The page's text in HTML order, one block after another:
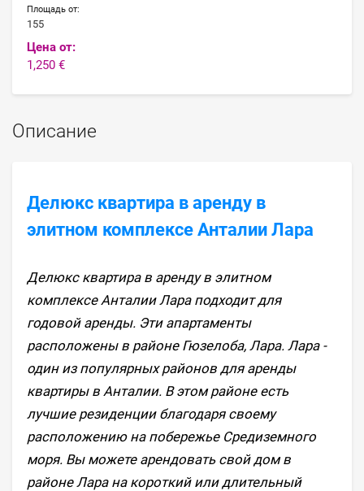
Площадь от:
155
Цена от:
1,250 €
Описание
Делюкс квартира в аренду в
элитном комплексе Анталии Лара
Делюкс квартира в аренду в элитном
комплексе Анталии Лара подходит для
годовой аренды. Эти апартаменты
расположены в районе Гюзелоба, Лара. Лара -
один из популярных районов для аренды
квартиры в Анталии. В этом районе есть
лучшие резиденции благодаря своему
расположению на побережье Средиземного
моря. Вы можете арендовать свой дом в
районе Лара на короткий или длительный